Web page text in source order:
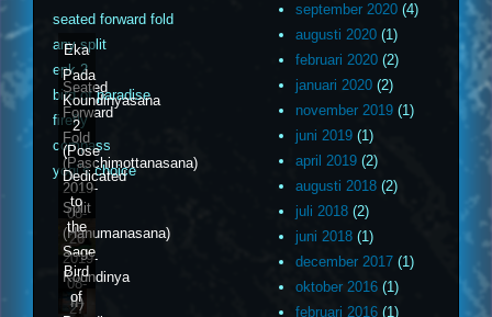
seated forward fold
any split
epk 2
bird of paradise
firefly
compass
yogi’s choice
Seated
Forward
Fold
(Paschimottanasana)
2019-
08-
26
Split
(Hanumanasana)
2019-
08-
27
Eka
Pada
Koundinyasana
2
(Pose
Dedicated
to
the
Sage
Koundinya
II)
Bird
of
september 2020 (4)
augusti 2020 (1)
februari 2020 (2)
januari 2020 (2)
november 2019 (1)
juni 2019 (1)
april 2019 (2)
augusti 2018 (2)
juli 2018 (2)
juni 2018 (1)
december 2017 (1)
oktober 2016 (1)
februari 2016 (1)